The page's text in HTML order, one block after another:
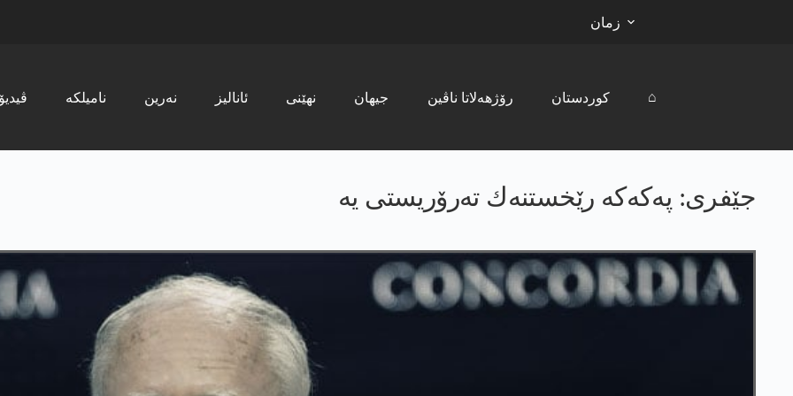
زمان
ڤیدیۆ نامیلکە نەرین ئانالیز نھێنی جیھان رۆژھەلاتا ناڤین کوردستان ⌂
جێفری: په‌كه‌كه‌ رێخستنه‌ك ته‌رۆریستی یه‌